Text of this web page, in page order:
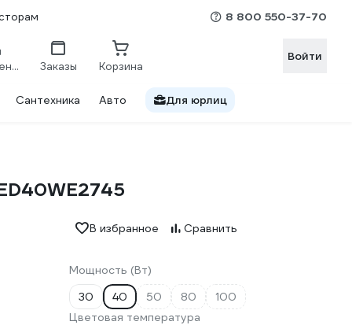
8 800 550-37-70
Сравнение Заказы Корзина
Войти
Сантехника Авто Для юрлиц
В избранное Сравнить
Мощность (Вт)
30
40 50 80
100
Цветовая температура